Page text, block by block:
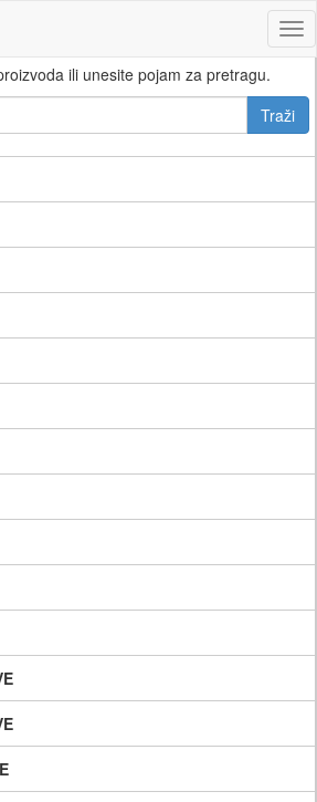
ili unesite pojam za pretragu.